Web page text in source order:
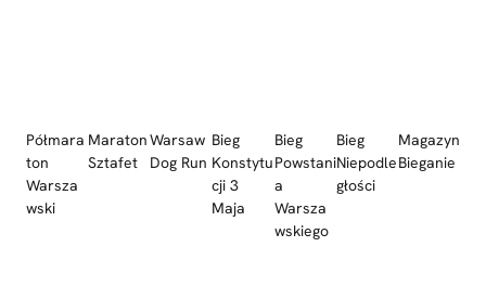
Półmara
ton
Warsza
wski
Maraton
Sztafet
Warsaw
Dog Run
Bieg
Konstytu
cji 3
Maja
Bieg
Powstani
a
Warsza
wskiego
Bieg
Niepodle
głości
Magazyn
Bieganie